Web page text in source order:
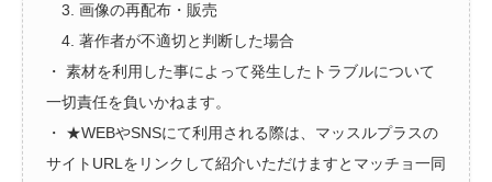
3. 画像の再配布・販売
4. 著作者が不適切と判断した場合
・ 素材を利用した事によって発生したトラブルについて
一切責任を負いかねます。
・ ★WEBやSNSにて利用される際は、マッスルプラスの
サイトURLをリンクして紹介いただけますとマッチョ一同